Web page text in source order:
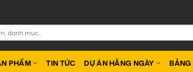
PHẨM TIN TỨC DỰ ÁN HẰNG NGÀY BẢNG